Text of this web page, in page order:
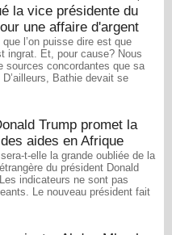
la vice présidente du
une affaire d'argent
que l’on puisse dire est que
ingrat. Et, pour cause? Nous
sources concordantes que sa
Bathie devait se
Trump promet la
aides en Afrique
sera-t-elle la grande oubliée de la
du président Donald
indicateurs ne sont pas
Le nouveau président fait